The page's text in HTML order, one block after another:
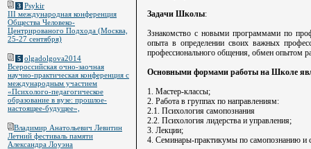
Задачи Школы:
Ззнакомство с новыми программами по
опыта в определении своих важных
профессионального общения, обмен опытом
Основными формами работы на Школе
1. Мастер-классы;
2. Работа в группах по направлениям:
2.1. Психология самопознания
2.2. Психология лидерства и управления;
3. Лекции;
4. Семинары-практикумы по самопознанию и
3 Psykir
III международная конференция
Общества Человеко-
Центрированого Подхода (Москва,
25-27 сентября)
5 olgadolgova2014
Всероссийская очно-заочная
научно-практическая конференция с
международным участием
«Психолого-педагогическое
образование в вузе: прошлое-
настоящее-будущее»,
Владимир Анатольевич Левитин
Летний фестиваль памяти
Александра Лоуэна